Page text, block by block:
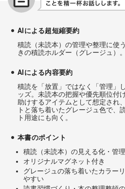
AIによる超短縮要約
積読（未読本）の管理や整理に使
きの積読ホルダー（グレージュ）。
AIによる内容要約
積読を「放置」ではなく「管理」
ッズ。未読本の把握や優先順位付
助けするアイテムとして想定され
トと落ち着いたグレージュ色で、
ト用途にも向く。
本書のポイント
積読（未読本）の見える化・管
オリジナルマグネット付き
グレージュの落ち着いたカラー
やすい